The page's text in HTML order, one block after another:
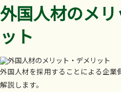
外国人材のメ
ット
外国人材を採用することによる企業
解説します。